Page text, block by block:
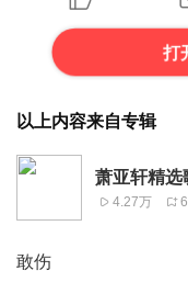
打
以上内容来自专辑
萧亚轩精选
4.27万
敢伤